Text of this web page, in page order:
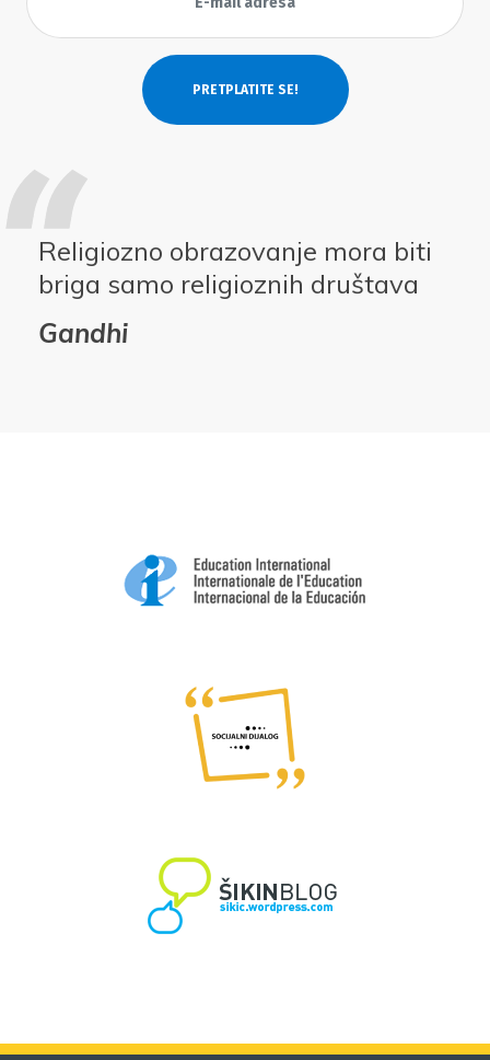
Religiozno obrazovanje mora biti
briga samo religioznih društava
Gandhi